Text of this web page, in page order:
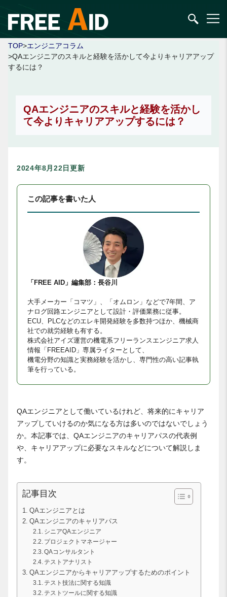
TOP>エンジニアコラム
>QAエンジニアのスキルと経験を活かして今よりキャリアアップ
するには？
QAエンジニアのスキルと経験を活かし
て今よりキャリアアップするには？
2024年8月22日更新
この記事を書いた人
「FREE AID」編集部：長谷川
大手メーカー「コマツ」、「オムロン」などで7年間、ア
ナログ回路エンジニアとして設計・評価業務に従事。
ECU、PLCなどのエレキ開発経験を多数持つほか、機械商
社での就労経験も有する。
株式会社アイズ運営の機電系フリーランスエンジニア求人
情報「FREEAID」専属ライターとして、
機電分野の知識と実務経験を活かし、専門性の高い記事執
筆を行っている。
QAエンジニアとして働いているけれど、将来的にキャリア
アップしていけるのか気になる方は多いのではないでしょう
か。本記事では、QAエンジニアのキャリアパスの代表例
や、キャリアアップに必要なスキルなどについて解説しま
す。
記事目次
QAエンジニアとは
QAエンジニアのキャリアパス
シニアQAエンジニア
プロジェクトマネージャー
QAコンサルタント
テストアナリスト
QAエンジニアからキャリアアップするためのポイント
テスト技法に関する知識
テストツールに関する知識